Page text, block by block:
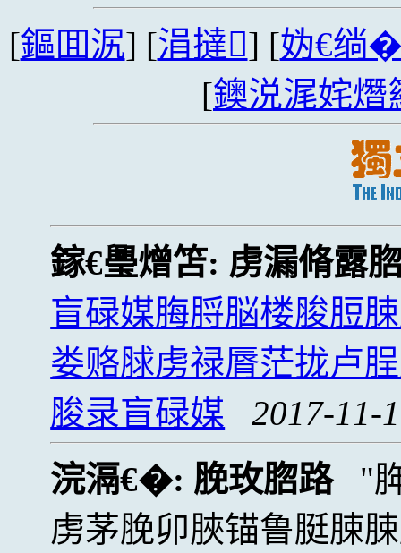
[鏂囬泦] [涓撻] [妫€绱
[鐭涚浘姹熸
鎵€璺熷笘: 虏漏脩露
盲碌媒脢脟脳楼脧脰
娄赂脙虏禄脣茫拢卢
脧录盲碌媒
2017-11-
浣滆€�: 脕玫脗路
虏茅脕卯脥锚鲁脡脨